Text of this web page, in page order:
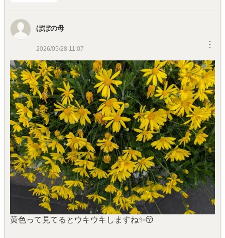
ぼぼの母
2026/05/28 11:07 ︙
黄色って見てるとウキウキしますね✨😚